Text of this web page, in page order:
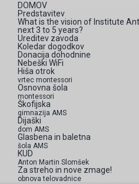
DOMOV
Predstavitev
What is the vision of Institute
next 3 to 5 years?
Ureditev zavoda
Koledar dogodkov
Donacija dohodnine
Nebeški WiFi
Hiša otrok
vrtec montessori
Osnovna šola
montessori
Škofijska
gimnazija AMS
Dijaški
dom AMS
Glasbena in baletna
šola AMS
KUD
Anton Martin Slomšek
Za streho in nove zmage!
obnova telovadnice